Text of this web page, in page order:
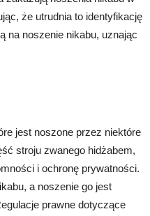
że utrudnia to identyfikację
na noszenie nikabu, uznając
jest noszone przez niektóre
stroju zwanego hidżabem,
i ochronę prywatności.
a noszenie go jest
prawne dotyczące